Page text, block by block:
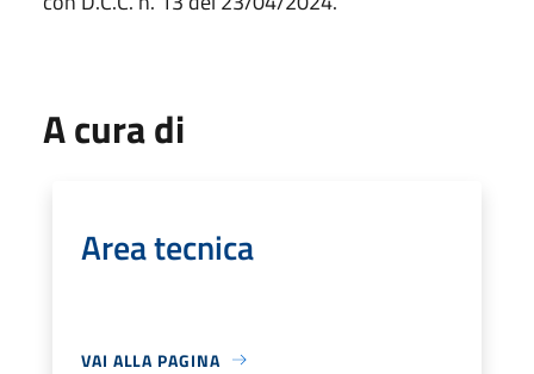
A cura di
Area tecnica
VAI ALLA PAGINA